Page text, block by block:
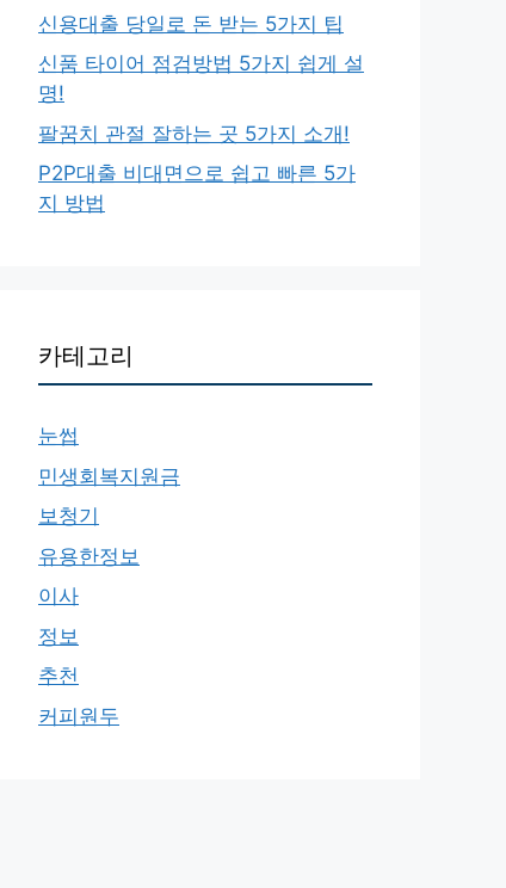
신용대출 당일로 돈 받는 5가지 팁
신품 타이어 점검방법 5가지 쉽게 설
명!
팔꿈치 관절 잘하는 곳 5가지 소개!
P2P대출 비대면으로 쉽고 빠른 5가
지 방법
카테고리
눈썹
민생회복지원금
보청기
유용한정보
이사
정보
추천
커피원두